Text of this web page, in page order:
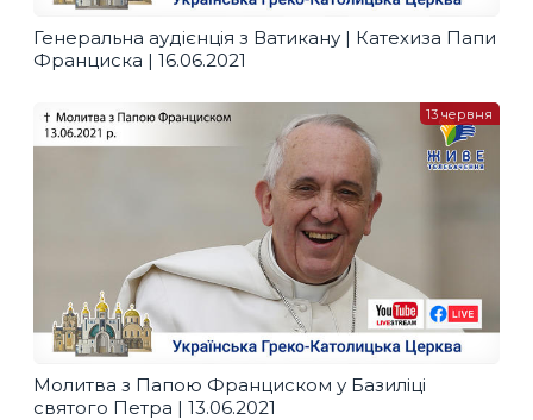
Генеральна аудієнція з Ватикану | Катехиза Папи
Франциска | 16.06.2021
Молитва з Папою Франциском у Базиліці
святого Петра | 13.06.2021
13 червня